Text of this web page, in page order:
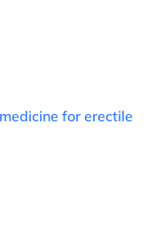
medicine for erectile